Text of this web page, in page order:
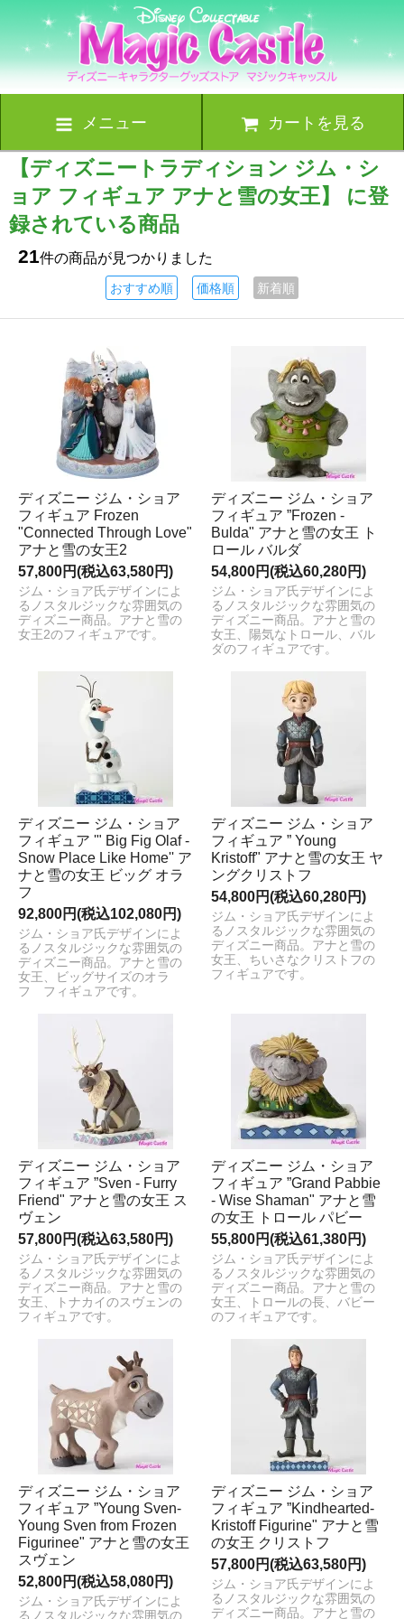
メニュー カートを見る
【ディズニートラディション ジム・シ
ョア フィギュア アナと雪の女王】 に登
録されている商品
21件の商品が見つかりました
おすすめ順 価格順 新着順
ディズニー ジム・ショア
フィギュア Frozen
"Connected Through Love"
アナと雪の女王2
57,800円(税込63,580円)
ジム・ショア氏デザインによ
るノスタルジックな雰囲気の
ディズニー商品。アナと雪の
女王2のフィギュアです。
ディズニー ジム・ショア
フィギュア ”Frozen -
Bulda" アナと雪の女王 ト
ロール バルダ
54,800円(税込60,280円)
ジム・ショア氏デザインによ
るノスタルジックな雰囲気の
ディズニー商品。アナと雪の
女王、陽気なトロール、バル
ダのフィギュアです。
ディズニー ジム・ショア
フィギュア '" Big Fig Olaf -
Snow Place Like Home'' ア
ナと雪の女王 ビッグ オラ
フ
92,800円(税込102,080円)
ジム・ショア氏デザインによ
るノスタルジックな雰囲気の
ディズニー商品。アナと雪の
女王、ビッグサイズのオラ
フ フィギュアです。
ディズニー ジム・ショア
フィギュア ” Young
Kristoff" アナと雪の女王 ヤ
ングクリストフ
54,800円(税込60,280円)
ジム・ショア氏デザインによ
るノスタルジックな雰囲気の
ディズニー商品。アナと雪の
女王、ちいさなクリストフの
フィギュアです。
ディズニー ジム・ショア
フィギュア ”Sven - Furry
Friend" アナと雪の女王 ス
ヴェン
57,800円(税込63,580円)
ジム・ショア氏デザインによ
るノスタルジックな雰囲気の
ディズニー商品。アナと雪の
女王、トナカイのスヴェンの
フィギュアです。
ディズニー ジム・ショア
フィギュア ”Grand Pabbie
- Wise Shaman" アナと雪
の女王 トロール パビー
55,800円(税込61,380円)
ジム・ショア氏デザインによ
るノスタルジックな雰囲気の
ディズニー商品。アナと雪の
女王、トロールの長、バビー
のフィギュアです。
ディズニー ジム・ショア
フィギュア ”Young Sven-
Young Sven from Frozen
Figurinee" アナと雪の女王
スヴェン
52,800円(税込58,080円)
ジム・ショア氏デザインによ
るノスタルジックな雰囲気の
ディズニー ジム・ショア
フィギュア ”Kindhearted-
Kristoff Figurine" アナと雪
の女王 クリストフ
57,800円(税込63,580円)
ジム・ショア氏デザインによ
るノスタルジックな雰囲気の
ディズニー商品。アナと雪の